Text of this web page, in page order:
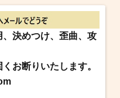
決めつけ、歪曲、攻
お断りいたします。